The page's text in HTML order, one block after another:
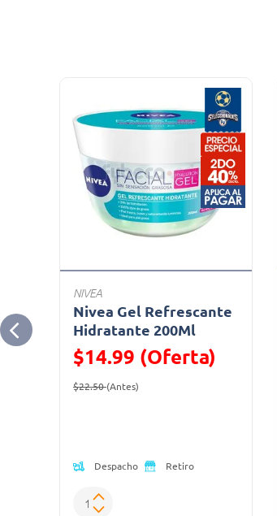
NIVEA
Nivea Gel Refrescante
Hidratante 200Ml
$14.99 (Oferta)
Precio reducido de
$22.50(Antes)
Despacho Retiro